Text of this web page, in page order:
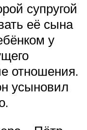
супругой
её сына
у
отношения.
усыновил